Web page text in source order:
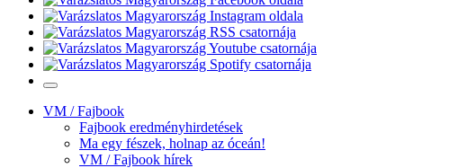
VM / Fajbook
Fajbook eredményhirdetések
Ma egy fészek, holnap az óceán!
VM / Fajbook hírek